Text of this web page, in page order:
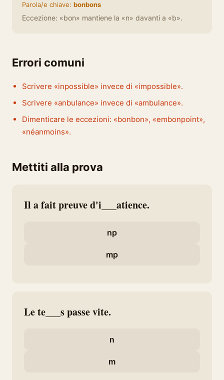
Parola/e chiave: bonbons
Eccezione: «bon» mantiene la «n» davanti a «b».
Errori comuni
Scrivere «inpossible» invece di «impossible».
Scrivere «anbulance» invece di «ambulance».
Dimenticare le eccezioni: «bonbon», «embonpoint»,
«néanmoins».
Mettiti alla prova
Il a fait preuve d'i___atience.
np
mp
Le te___s passe vite.
n
m